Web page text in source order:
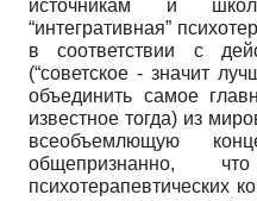
источникам и
“интегративная”
в соответствии с
(“советское - значит
объединить самое
известное тогда) из
всеобъемлющую
общепризнанно,
психотерапевтических